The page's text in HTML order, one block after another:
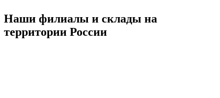
Наши филиалы и склады на
территории России